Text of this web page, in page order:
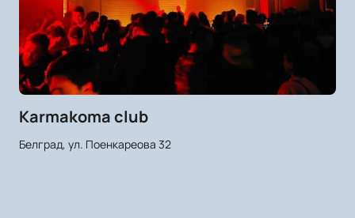
Karmakoma club
Белград, ул. Поенкареова 32